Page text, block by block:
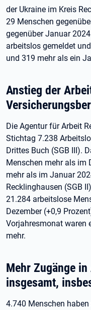
der Ukraine im Kreis
29 Menschen
gegenüber Januar
arbeitslos gemeldet
und 319 mehr als ein
Anstieg der
Die Agentur für Arbeit
Stichtag 7.238
Drittes Buch (SGB III).
Menschen mehr als im
mehr als im Januar
Recklinghausen (SGB
21.284 arbeitslose
Dezember (+0,9
Vorjahresmonat waren
mehr.
Mehr Zugänge
insgesamt,
4.740 Menschen